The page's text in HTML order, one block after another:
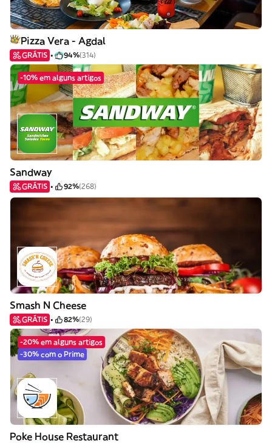
Pizza Vera - Agdal
GRÁTIS 94%(314)
-10% em alguns artigos
Sandway
GRÁTIS 92%(268)
Smash N Cheese
GRÁTIS 82%(29)
-20% em alguns artigos
-30% com o Prime
Poke House Restaurant